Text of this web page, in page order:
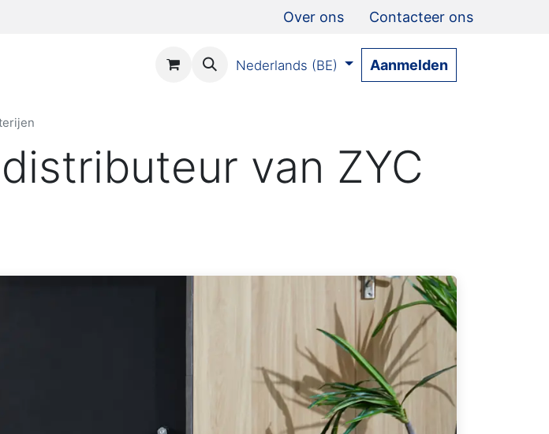
Over ons Contacteer ons
Nederlands (BE) Aanmelden
van ZYC